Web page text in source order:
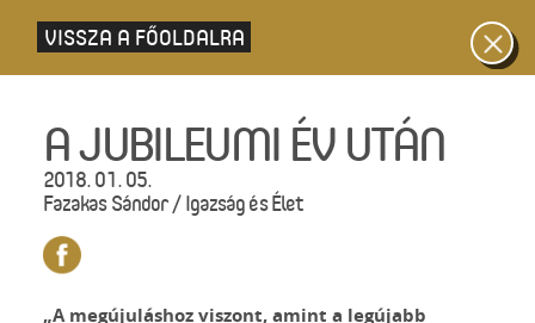
VISSZA A FŐOLDALRA
A JUBILEUMI ÉV UTÁN
2018. 01. 05.
Fazakas Sándor / Igazság és Élet
„A megújuláshoz viszont, amint a legújabb